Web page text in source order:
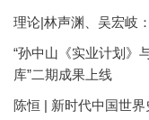
理论|林声渊、吴宏岐
“孙中山《实业计划》
库”二期成果上线
陈恒 | 新时代中国世